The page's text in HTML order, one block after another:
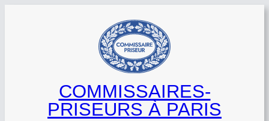
COMMISSAIRES-
PRISEURS À PARIS